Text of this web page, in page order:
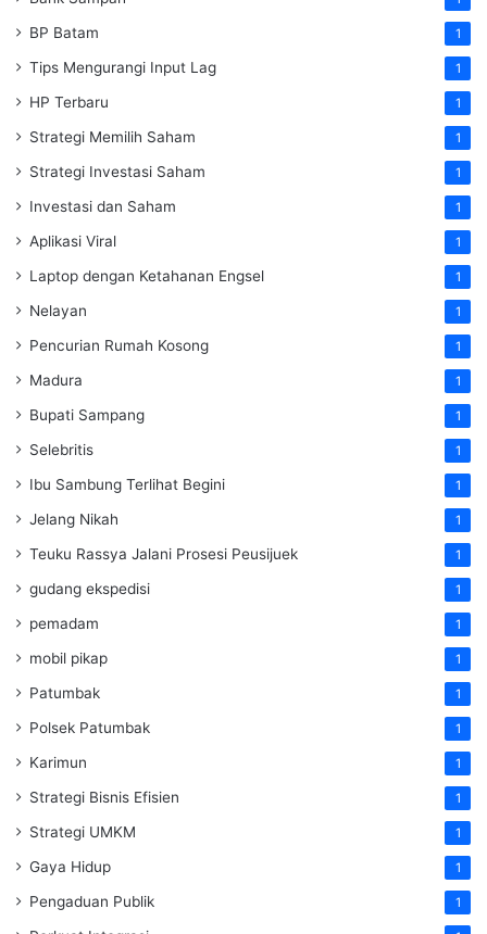
BP Batam 1
Tips Mengurangi Input Lag 1
HP Terbaru 1
Strategi Memilih Saham 1
Strategi Investasi Saham 1
Investasi dan Saham 1
Aplikasi Viral 1
Laptop dengan Ketahanan Engsel 1
Nelayan 1
Pencurian Rumah Kosong 1
Madura 1
Bupati Sampang 1
Selebritis 1
Ibu Sambung Terlihat Begini 1
Jelang Nikah 1
Teuku Rassya Jalani Prosesi Peusijuek 1
gudang ekspedisi 1
pemadam 1
mobil pikap 1
Patumbak 1
Polsek Patumbak 1
Karimun 1
Strategi Bisnis Efisien 1
Strategi UMKM 1
Gaya Hidup 1
Pengaduan Publik 1